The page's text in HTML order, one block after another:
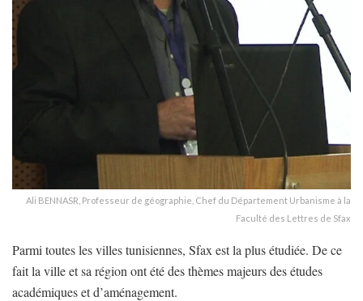
Ali BENNASR, Professeur de géographie, Chef du Département Urbanisme à la
Faculté des Lettres de Sfax
Parmi toutes les villes tunisiennes, Sfax est la plus étudiée. De ce
fait la ville et sa région ont été des thèmes majeurs des études
académiques et d’aménagement.